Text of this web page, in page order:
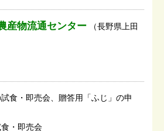
産物流通センター （長野県上田
食・即売会、贈答用「ふじ」の申
・即売会